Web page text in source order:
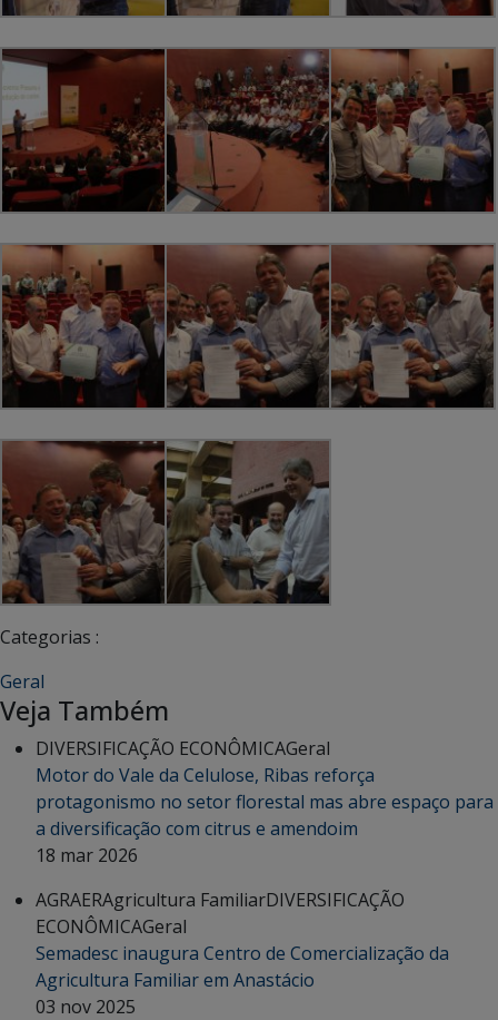
Categorias :
Geral
Veja Também
DIVERSIFICAÇÃO ECONÔMICAGeral
Motor do Vale da Celulose, Ribas reforça
protagonismo no setor florestal mas abre espaço para
a diversificação com citrus e amendoim
18 mar 2026
AGRAERAgricultura FamiliarDIVERSIFICAÇÃO
ECONÔMICAGeral
Semadesc inaugura Centro de Comercialização da
Agricultura Familiar em Anastácio
03 nov 2025